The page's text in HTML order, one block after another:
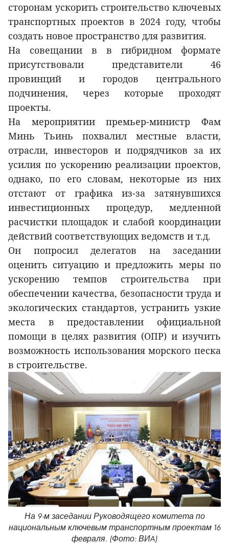
сторонам ускорить строительство ключевых
транспортных проектов в 2024 году, чтобы
создать новое пространство для развития.
На совещании в в гибридном формате
присутствовали представители 46
провинций и городов центрального
подчинения, через которые проходят
проекты.
На мероприятии премьер-министр Фам
Минь Тьинь похвалил местные власти,
отрасли, инвесторов и подрядчиков за их
усилия по ускорению реализации проектов,
однако, по его словам, некоторые из них
отстают от графика из-за затянувшихся
инвестиционных процедур, медленной
расчистки площадок и слабой координации
действий соответствующих ведомств и т.д.
Он попросил делегатов на заседании
оценить ситуацию и предложить меры по
ускорению темпов строительства при
обеспечении качества, безопасности труда и
экологических стандартов, устранить узкие
места в предоставлении официальной
помощи в целях развития (ОПР) и изучить
возможность использования морского песка
в строительстве.
На 9-м заседании Руководящего комитета по
национальным ключевым транспортным проектам 16
февраля. (Фото: ВИA)